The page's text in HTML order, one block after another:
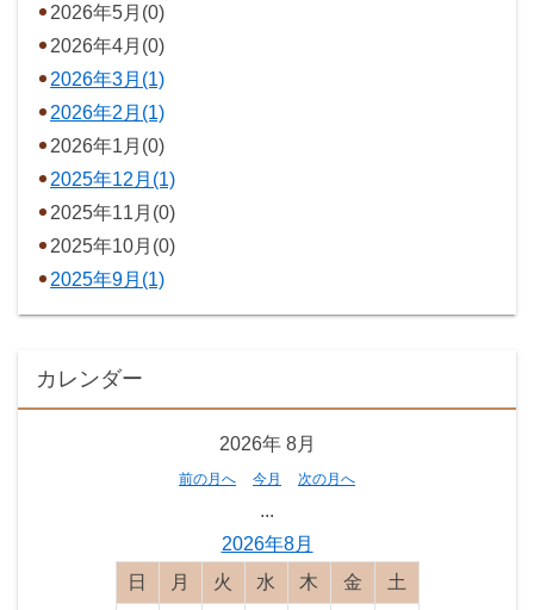
2026年5月(0)
2026年4月(0)
2026年3月(1)
2026年2月(1)
2026年1月(0)
2025年12月(1)
2025年11月(0)
2025年10月(0)
2025年9月(1)
カレンダー
2026年 8月
前の月へ 今月 次の月へ
...
2026年8月
日曜日月曜日火曜日水曜日木曜日金曜日土曜日